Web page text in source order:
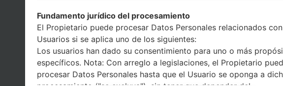
Especifique solo
Automático.
Finalmente, presione
reiniciará y se
Fundamento jurídico del procesamiento
El Propietario puede procesar Datos Personales relacionados
Usuarios si se aplica uno de los siguientes:
Los usuarios han dado su consentimiento para uno o más
específicos. Nota: Con arreglo a legislaciones, el Propietario
procesar Datos Personales hasta que el Usuario se oponga a